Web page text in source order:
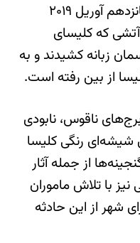
«محبت نیوز»- در آتش‌سوزی پانزدهم آوریل ۲۰۱۹
که کلیسای
زبانه کشیدند و به
از بین رفته است.
ناقوس، نابودی
شیشه‌ای رنگی کلیسا
از جمله آثار
نیز با تلاش ماموران
شهر از این حادثه